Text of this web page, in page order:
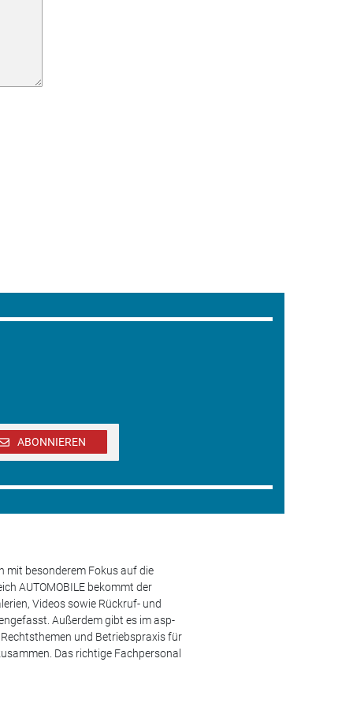
ABONNIEREN
mit besonderem Fokus auf die
AUTOMOBILE bekommt der
Videos sowie Rückruf- und
Außerdem gibt es im asp-
und Betriebspraxis für
Das richtige Fachpersonal